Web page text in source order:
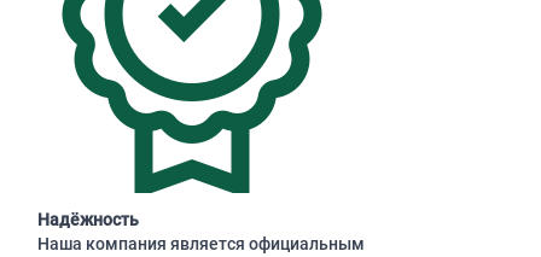
Надёжность
Наша компания является официальным